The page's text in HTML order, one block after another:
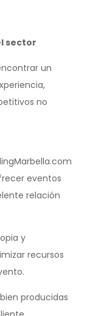
sector
un
no
eventos
relación
y
recursos
producidas